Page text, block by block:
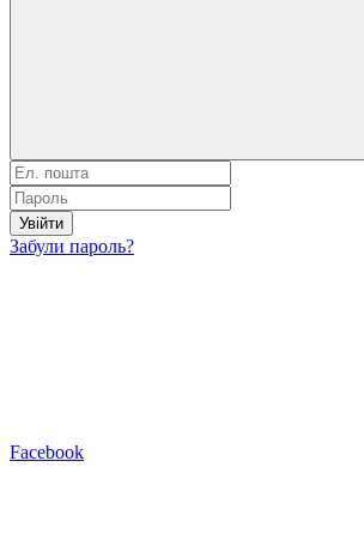
Увійти
Забули пароль?
Facebook